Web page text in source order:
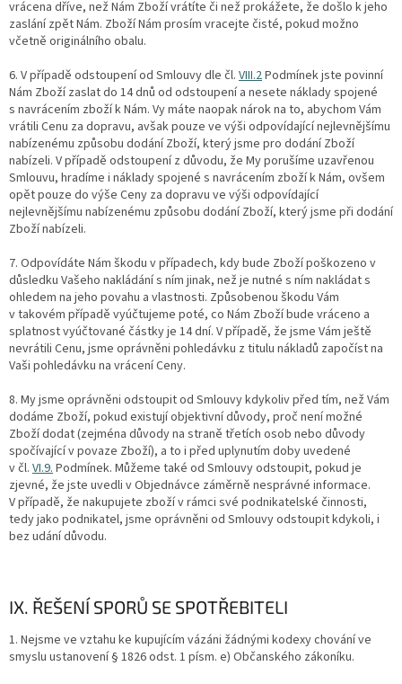
vrácena dříve, než Nám Zboží vrátíte či než prokážete, že došlo k jeho
zaslání zpět Nám. Zboží Nám prosím vracejte čisté, pokud možno
včetně originálního obalu.
6. V případě odstoupení od Smlouvy dle čl. VIII.2Podmínek jste povinní
Nám Zboží zaslat do 14 dnů od odstoupení a nesete náklady spojené
s navrácením zboží k Nám. Vy máte naopak nárok na to, abychom Vám
vrátili Cenu za dopravu, avšak pouze ve výši odpovídající nejlevnějšímu
nabízenému způsobu dodání Zboží, který jsme pro dodání Zboží
nabízeli. V případě odstoupení z důvodu, že My porušíme uzavřenou
Smlouvu, hradíme i náklady spojené s navrácením zboží k Nám, ovšem
opět pouze do výše Ceny za dopravu ve výši odpovídající
nejlevnějšímu nabízenému způsobu dodání Zboží, který jsme při dodání
Zboží nabízeli.
7. Odpovídáte Nám škodu v případech, kdy bude Zboží poškozeno v
důsledku Vašeho nakládání s ním jinak, než je nutné s ním nakládat s
ohledem na jeho povahu a vlastnosti. Způsobenou škodu Vám
v takovém případě vyúčtujeme poté, co Nám Zboží bude vráceno a
splatnost vyúčtované částky je 14 dní. V případě, že jsme Vám ještě
nevrátili Cenu, jsme oprávněni pohledávku z titulu nákladů započíst na
Vaši pohledávku na vrácení Ceny.
8. My jsme oprávněni odstoupit od Smlouvy kdykoliv před tím, než Vám
dodáme Zboží, pokud existují objektivní důvody, proč není možné
Zboží dodat (zejména důvody na straně třetích osob nebo důvody
spočívající v povaze Zboží), a to i před uplynutím doby uvedené
v čl. VI.9.Podmínek. Můžeme také od Smlouvy odstoupit, pokud je
zjevné, že jste uvedli v Objednávce záměrně nesprávné informace.
V případě, že nakupujete zboží v rámci své podnikatelské činnosti,
tedy jako podnikatel, jsme oprávněni od Smlouvy odstoupit kdykoli, i
bez udání důvodu.
IX. ŘEŠENÍ SPORŮ SE SPOTŘEBITELI
1. Nejsme ve vztahu ke kupujícím vázáni žádnými kodexy chování ve
smyslu ustanovení § 1826 odst. 1 písm. e) Občanského zákoníku.